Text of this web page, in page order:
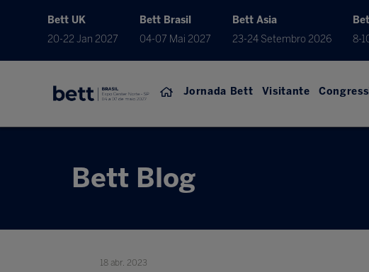
Bett UK
20-22 Jan 2027
Bett Brasil
04-07 Mai 2027
Bett Asia
23-24 Setembro 2026
8-
Jornada Bett Visitante
Bett Blog
18 abr. 2023